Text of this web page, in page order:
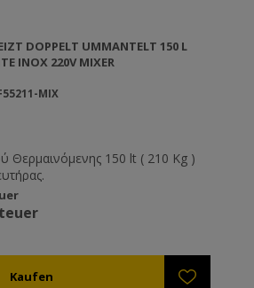
DOPPELT UMMANTELT 150 L
INOX 220V MIXER
MIX
Θερμαινόμενης 150 lt ( 210 Kg )